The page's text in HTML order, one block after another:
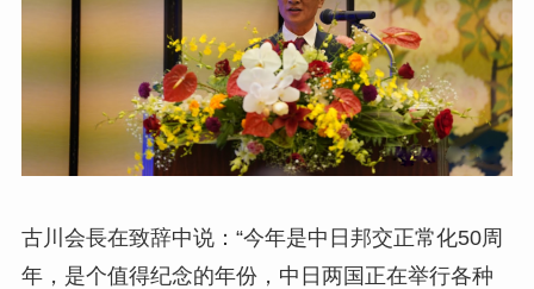
古川会長在致辞中说：“今年是中日邦交正常化50周
年，是个值得纪念的年份，中日两国正在举行各种